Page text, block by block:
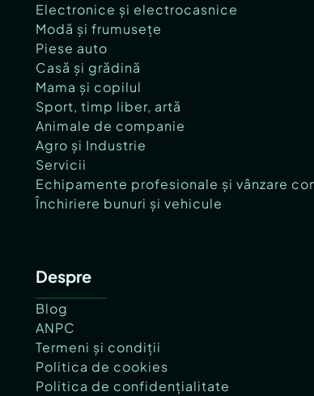
Electronice și electrocasnice
Modă și frumusețe
Piese auto
Casă și grădină
Mama și copilul
Sport, timp liber, artă
Animale de companie
Agro și Industrie
Servicii
Echipamente profesionale și vânzare
Închiriere bunuri și vehicule
Despre
Blog
ANPC
Termeni și condiții
Politica de cookies
Politica de confidențialitate